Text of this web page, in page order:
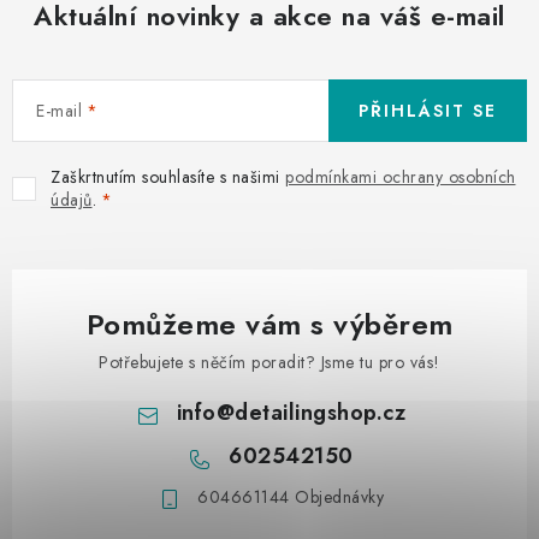
Aktuální novinky a akce na váš e-mail
E-mail
Zaškrtnutím souhlasíte s našimi podmínkami ochrany osobních
údajů.
PŘIHLÁSIT SE
Pomůžeme vám s výběrem
Potřebujete s něčím poradit? Jsme tu pro vás!
info@detailingshop.cz
602542150
604661144 Objednávky